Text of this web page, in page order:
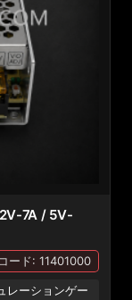
7A / 5V-
ード: 11401000
レーションゲー